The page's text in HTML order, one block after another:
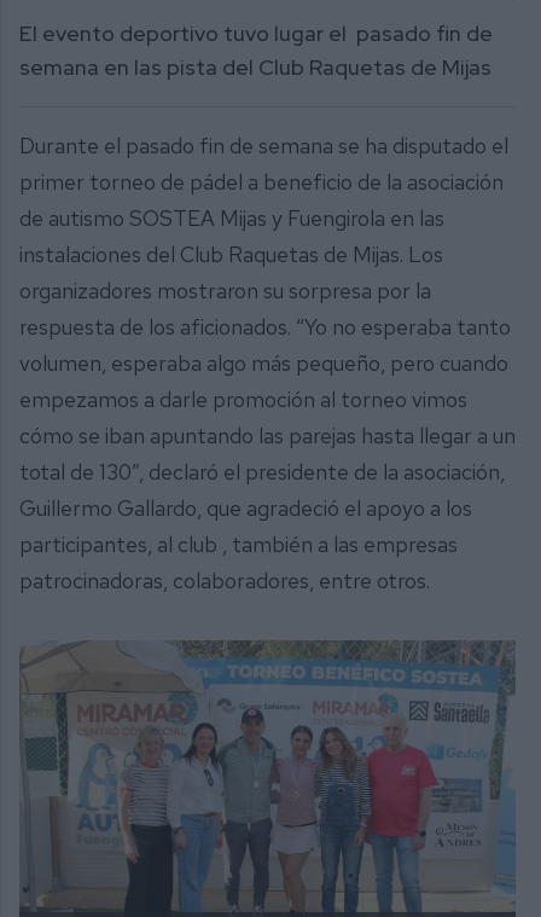
El evento deportivo tuvo lugar el pasado fin de
semana en las pista del Club Raquetas de Mijas
Durante el pasado fin de semana se ha disputado el
primer torneo de pádel a beneficio de la asociación
de autismo SOSTEA Mijas y Fuengirola en las
instalaciones del Club Raquetas de Mijas. Los
organizadores mostraron su sorpresa por la
respuesta de los aficionados. “Yo no esperaba tanto
volumen, esperaba algo más pequeño, pero cuando
empezamos a darle promoción al torneo vimos
cómo se iban apuntando las parejas hasta llegar a un
total de 130”, declaró el presidente de la asociación,
Guillermo Gallardo, que agradeció el apoyo a los
participantes, al club , también a las empresas
patrocinadoras, colaboradores, entre otros.